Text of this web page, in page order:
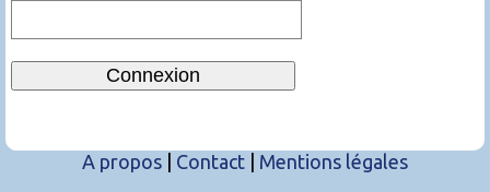
A propos Contact Mentions légales